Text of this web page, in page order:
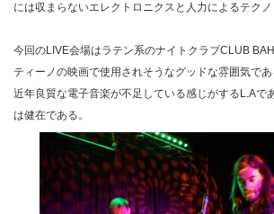
には収まらないエレクトロニクスと人力によるテクノ
今回のLIVE会場はラテン系のナイトクラブCLUB
ティーノの映画で使用されそうなグッドな雰囲気であ
近年良質な電子音楽が不足している感じがするL.Aで
は健在である。